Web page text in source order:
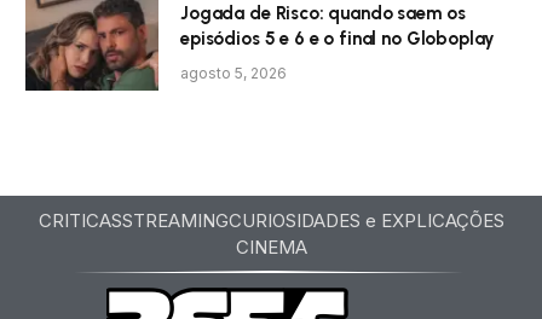
Jogada de Risco: quando saem os
episódios 5 e 6 e o final no Globoplay
agosto 5, 2026
CRITICASSTREAMINGCURIOSIDADES e EXPLICAÇÕES
CINEMA